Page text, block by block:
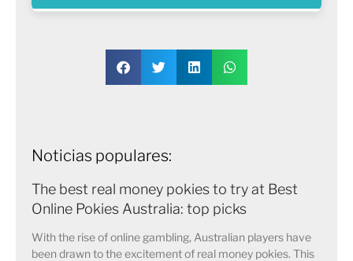
Noticias populares:
The best real money pokies to try at Best
Online Pokies Australia: top picks
With the rise of online gambling, Australian players have
been drawn to the excitement of real money pokies. This